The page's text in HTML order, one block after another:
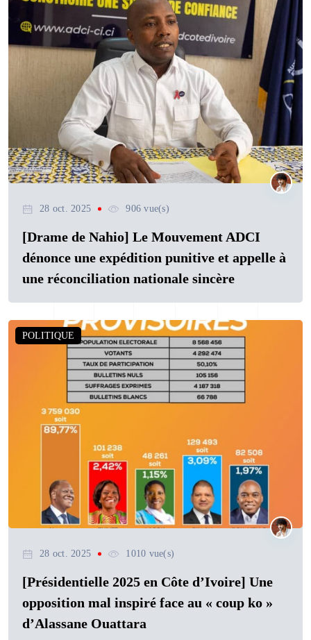
28 oct. 2025 906 vue(s)
[Drame de Nahio] Le Mouvement ADCI
dénonce une expédition punitive et appelle à
une réconciliation nationale sincère
POLITIQUE
28 oct. 2025 1010 vue(s)
[Présidentielle 2025 en Côte d’Ivoire] Une
opposition mal inspiré face au « coup ko »
d’Alassane Ouattara